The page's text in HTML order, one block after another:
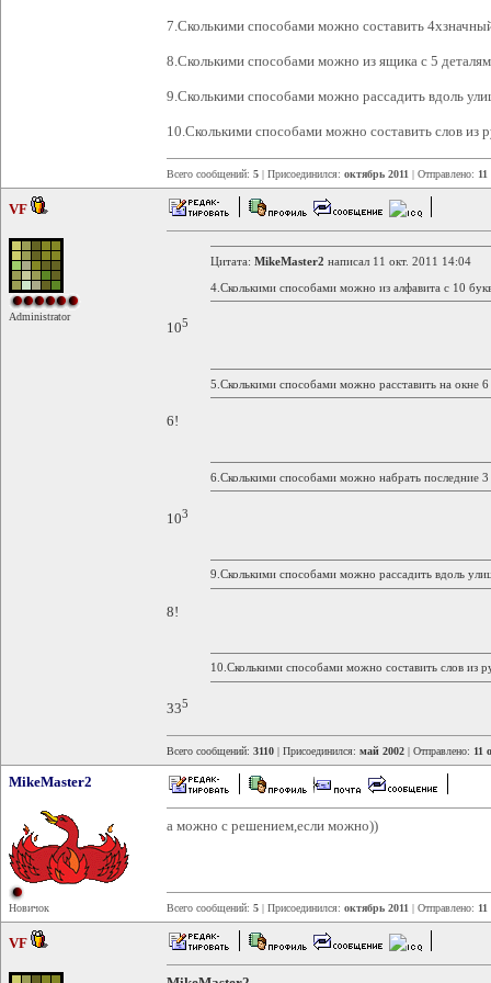
7.Сколькими способами можно составить
8.Сколькими способами можно из ящика с 5
9.Сколькими способами можно рассадить вдоль
10.Сколькими способами можно составить слов из
Всего сообщений: 5 | Присоединился: октябрь 2011 | Отправлено:
VF
Administrator
Цитата: MikeMaster2 написал 11 окт. 2011 14:04
4.Сколькими способами можно из алфавита с 10
105
5.Сколькими способами можно расставить на окне
6!
6.Сколькими способами можно набрать последние
103
9.Сколькими способами можно рассадить вдоль
8!
10.Сколькими способами можно составить слов из
335
Всего сообщений: 3110 | Присоединился: май 2002 | Отправлено: 11
MikeMaster2
Новичок
а можно с решением,если можно))
Всего сообщений: 5 | Присоединился: октябрь 2011 | Отправлено:
VF